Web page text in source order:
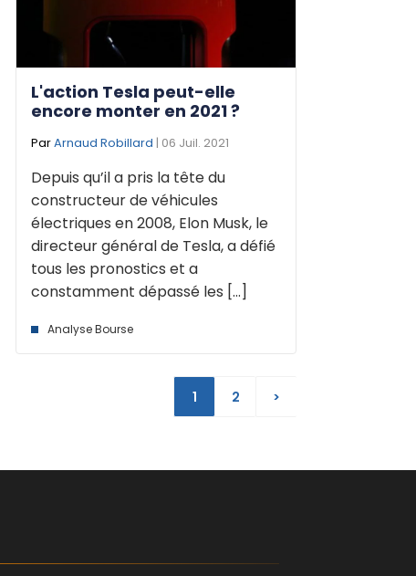
L'action Tesla peut-elle
encore monter en 2021 ?
ParArnaud Robillard | 06 Juil. 2021
Depuis qu’il a pris la tête du
constructeur de véhicules
électriques en 2008, Elon Musk, le
directeur général de Tesla, a défié
tous les pronostics et a
constamment dépassé les [...]
Analyse Bourse
1 2 >